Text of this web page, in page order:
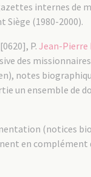
internes
(1980-2000).
[0620], P. Jean-Pierre
des
notes
un ensemble de
(notices
en complément